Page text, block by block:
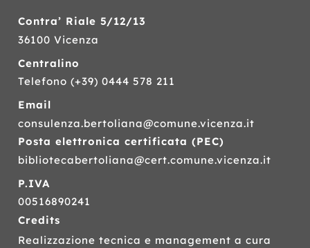
Contra’ Riale 5/12/13
36100 Vicenza
Centralino
Telefono(+39) 0444 578 211
Email
consulenza.bertoliana@comune.vicenza.it
Posta elettronica certificata (PEC)
bibliotecabertoliana@cert.comune.vicenza.it
P.IVA
00516890241
Credits
Realizzazione tecnica e management a cura